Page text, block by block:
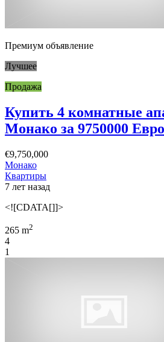
Премиум объявление
Лучшее
Продажа
Купить 4 комнатные
Монако за 9750000 Евро
€9,750,000
Монако
Квартиры
7 лет назад
<![CDATA[]]>
265 m2
4
1